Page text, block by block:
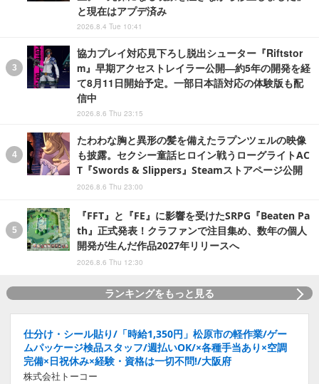
と現在はアプデ済み
2026.8.4 Tue 10:41
協力プレイ対応見下ろし脱出シューター『Riftstor
m』早期アクセストレイラー公開―約5年の開発を経
て8月11日開始予定。一部日本語対応の体験版も配
信中
2026.8.6 Thu 23:15
たわわな胸と異形の髪を備えたラプンツェルの映像
も披露。セクシー童話ヒロイン戦うローグライトAC
T『Swords & Slippers』Steamストアページ公開
2026.8.6 Thu 23:00
『FFT』と『FE』に影響を受けたSRPG『Beaten Pa
th』正式発表！クラファンで注目集め、数年の個人
開発が生んだ作品2027年リリースへ
2026.8.6 Thu 12:30
ランキングをもっと見る
仕分け・シール貼り/「時給1,350円」松原市の軽作業/ゲー
ムパッケージ検品スタッフ/週払いOK/×各種手当あり×空調
完備×日祝休み×経験・資格は一切不問!/大阪府
株式会社トーコー